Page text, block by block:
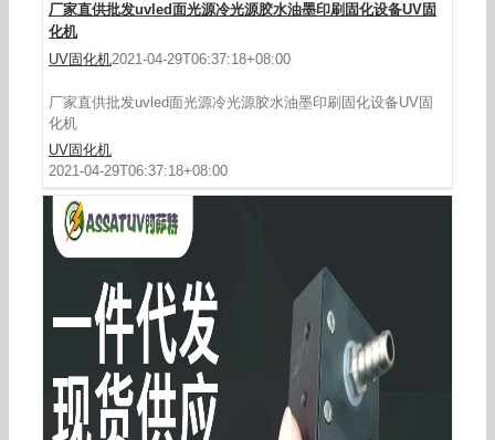
厂家直供批发uvled面光源冷光源胶水油墨印刷固化设备UV固
化机
UV固化机2021-04-29T06:37:18+08:00
厂家直供批发uvled面光源冷光源胶水油墨印刷固化设备UV固
化机
UV固化机
2021-04-29T06:37:18+08:00